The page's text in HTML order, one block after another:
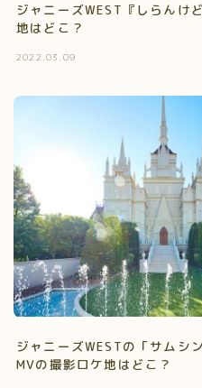
ジャニーズWEST『しらんけ
地はどこ？
2022.03.09
ジャニーズWESTの「サムシ
MVの撮影ロケ地はどこ？